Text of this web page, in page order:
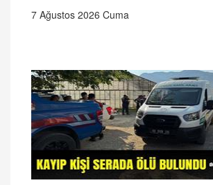
7 Ağustos 2026 Cuma